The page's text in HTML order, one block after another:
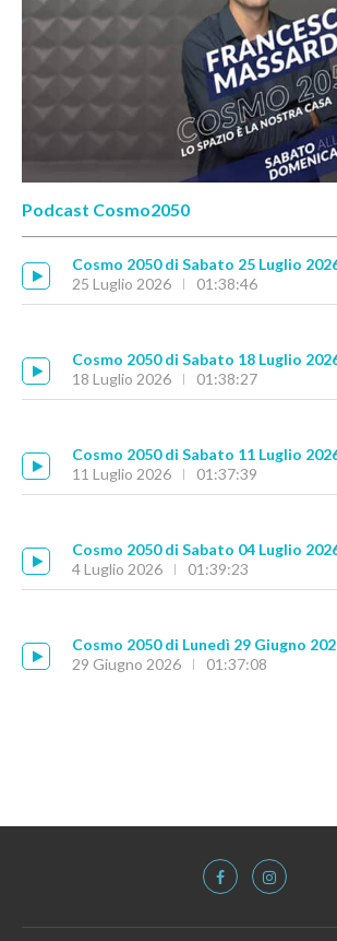
Podcast Cosmo2050
Cosmo 2050 di Sabato 25 Luglio
25 Luglio 2026
01:38:46
Cosmo 2050 di Sabato 18 Luglio
18 Luglio 2026
01:38:27
Cosmo 2050 di Sabato 11 Luglio
11 Luglio 2026
01:37:39
Cosmo 2050 di Sabato 04 Luglio
4 Luglio 2026
01:39:23
Cosmo 2050 di Lunedì 29 Giugno
29 Giugno 2026
01:37:08